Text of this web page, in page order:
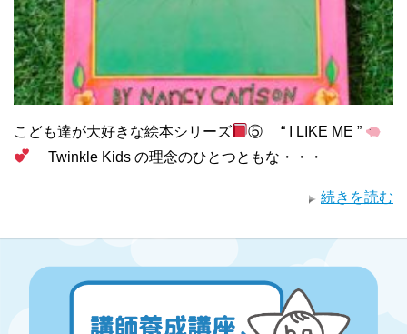
こども達が大好きな絵本シリーズ
⑤ “ I LIKE ME ”
Twinkle Kids の理念のひとつともな・・・
続きを読む